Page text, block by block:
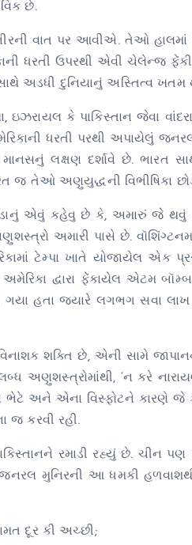
છે.
વાત પર આવીએ. તેઓ હાલમાં
ધરતી ઉપરથી એવી ચેલેન્જ
અડધી દુનિયાનું અસ્તિત્વ ખતમ
ઇઝરાયલ કે પાકિસ્તાન જેવા
ધરતી પરથી અપાયેલું
માનસનું લક્ષણ દર્શાવે છે.
જ તેઓ અણુયુદ્ધની વિભીષિકા
વડાનું એવું કહેવુ છે કે, અમારું જે
અમારી પાસે છે.
ટેમ્પા ખાતે યોજાયેલ એક
અમેરિકા દ્વારા ફેંકાયેલ એટમ
ગયા હતા જ્યારે લગભગ સવા
શક્તિ છે, એની સામે
અણુશસ્ત્રોમાંથી, ‘ન કરે
ભેટે અને એના વિસ્ફોટને કારણે જે
જ કરવી રહી.
રમાડી રહ્યું છે. ચીન
મુનિરની આ ધમકી
દૂર કી અચ્છી;